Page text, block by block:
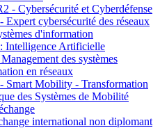
- Cybersécurité et Cyberdéfense
Expert cybersécurité des réseaux
d'information
Intelligence Artificielle
des systèmes
en réseaux
Smart Mobility - Transformation
des Systèmes de Mobilité
international non diplomant